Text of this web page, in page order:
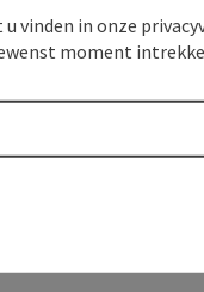
vinden in onze
moment